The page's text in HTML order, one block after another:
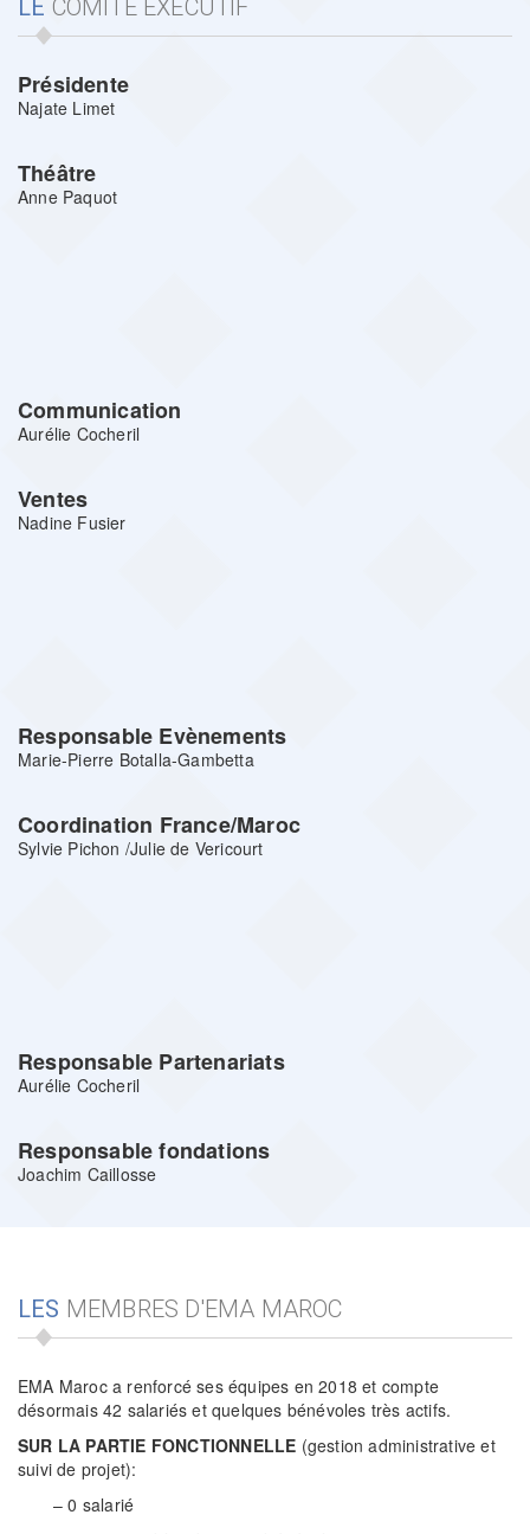
LE COMITE EXECUTIF
Présidente
Najate Limet
Théâtre
Anne Paquot
Communication
Aurélie Cocheril
Ventes
Nadine Fusier
Responsable Evènements
Marie-Pierre Botalla-Gambetta
Coordination France/Maroc
Sylvie Pichon /Julie de Vericourt
Responsable Partenariats
Aurélie Cocheril
Responsable fondations
Joachim Caillosse
LES MEMBRES D'EMA MAROC
EMA Maroc a renforcé ses équipes en 2018 et compte
désormais 42 salariés et quelques bénévoles très actifs.
SUR LA PARTIE FONCTIONNELLE (gestion administrative et
suivi de projet):
– 0 salarié